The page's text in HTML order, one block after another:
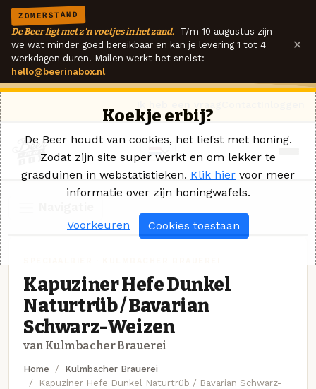
ZOMERSTAND
De Beer ligt met z'n voetjes in het zand. T/m 10 augustus zijn
we wat minder goed bereikbaar en kan je levering 1 tot 4
werkdagen duren. Mailen werkt het snelst:
hello@beerinabox.nl
×
Kapuziner Hefe Dunkel
Naturtrüb / Bavarian
Schwarz-Weizen
van Kulmbacher Brauerei
Home
Kulmbacher Brauerei
Kapuziner Hefe Dunkel Naturtrüb / Bavarian Schwarz-
Koekje erbij?
De Beer houdt van cookies, het liefst met honing.
Zodat zijn site super werkt en om lekker te
grasduinen in webstatistieken. Klik hier voor meer
informatie over zijn honingwafels.
Voorkeuren Cookies toestaan